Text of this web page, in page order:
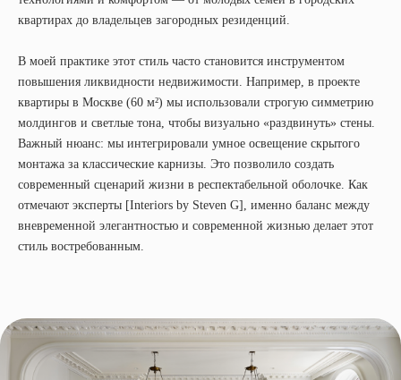
квартирах до владельцев загородных резиденций.
В моей практике этот стиль часто становится инструментом
повышения ликвидности недвижимости. Например, в проекте
квартиры в Москве (60 м²) мы использовали строгую симметрию
молдингов и светлые тона, чтобы визуально «раздвинуть» стены.
Важный нюанс: мы интегрировали умное освещение скрытого
монтажа за классические карнизы. Это позволило создать
современный сценарий жизни в респектабельной оболочке. Как
отмечают эксперты [Interiors by Steven G], именно баланс между
вневременной элегантностью и современной жизнью делает этот
стиль востребованным.